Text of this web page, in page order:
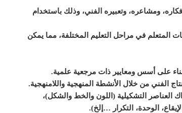
ومشاعره، وتعبيره الفني، وذلك باستخدام
المتعلم في مراحل التعليم المختلفة، مما يمكن
على أسس ومعايير ذات مرجعية علمية.
الفني من خلال الأنشطة المنهجية واللامنهجية.
العناصر التشكيلية (اللون والخط والشكل)،
الوحدة، التكرار …إلخ).